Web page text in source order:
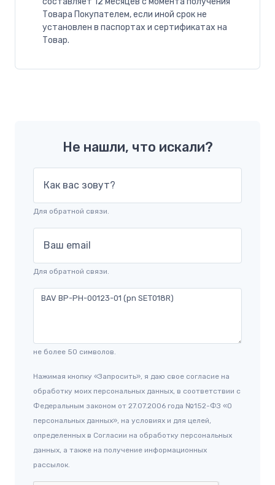
Товара Покупателем, если иной срок не
установлен в паспортах и сертификатах на
Товар.
Не нашли, что искали?
Как вас зовут?
Для обратной связи.
Ваш email
Для обратной связи.
не более 50 символов.
Нажимая кнопку «Запросить», я даю свое согласие на
обработку моих персональных данных, в соответствии с
Федеральным законом от 27.07.2006 года №152-ФЗ «О
персональных данных», на условиях и для целей,
определенных в Согласии на обработку персональных
данных, а также на получение информационных
рассылок.